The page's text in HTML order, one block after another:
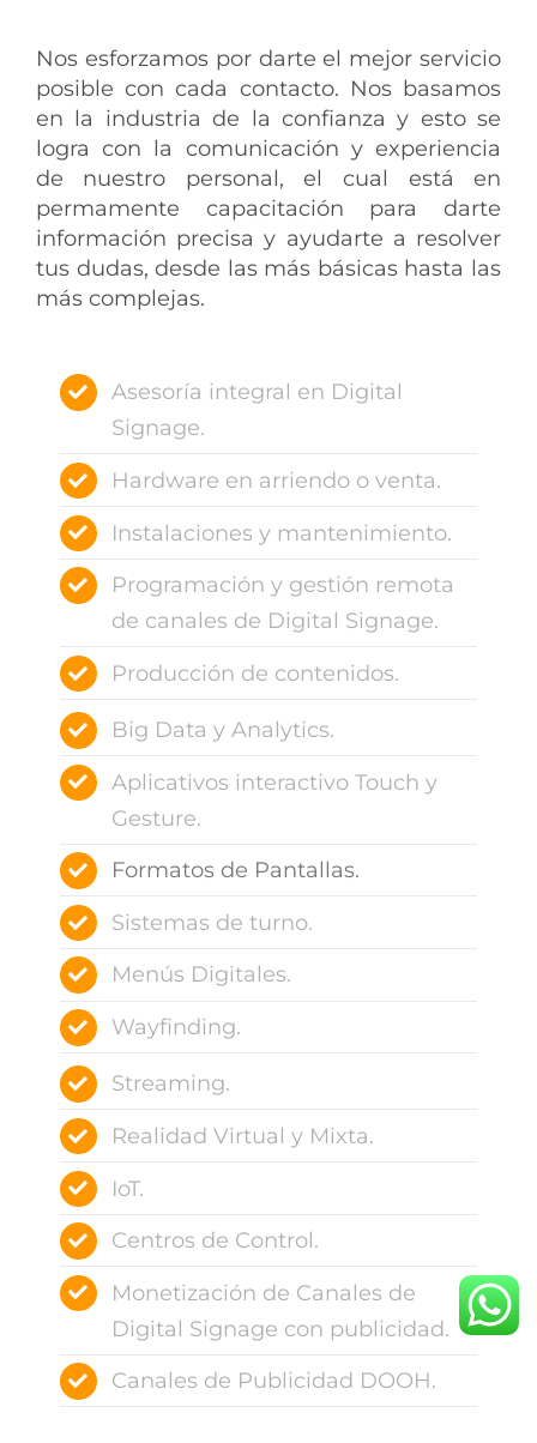
Nos esforzamos por darte el mejor servicio
posible con cada contacto. Nos basamos
en la industria de la confianza y esto se
logra con la comunicación y experiencia
de nuestro personal, el cual está en
permamente capacitación para darte
información precisa y ayudarte a resolver
tus dudas, desde las más básicas hasta las
más complejas.
Asesoría integral en Digital
Signage.
Hardware en arriendo o venta.
Instalaciones y mantenimiento.
Programación y gestión remota
de canales de Digital Signage.
Producción de contenidos.
Big Data y Analytics.
Aplicativos interactivo Touch y
Gesture.
Formatos de Pantallas.
Sistemas de turno.
Menús Digitales.
Wayfinding.
Streaming.
Realidad Virtual y Mixta.
IoT.
Centros de Control.
Monetización de Canales de
Digital Signage con publicidad.
Canales de Publicidad DOOH.